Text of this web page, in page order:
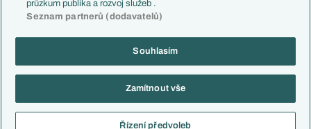
Copyright © 2001-2026 EuroFotbal.cz. Využíváme zpravodajství ČTK.
Informace o zpracování osobních údajů
průzkum publika a rozvoj služeb .
Seznam partnerů (dodavatelů)
Souhlasím
Zamítnout vše
Řízení předvoleb